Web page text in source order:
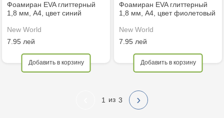
Фоамиран EVA глиттерный
1,8 мм, A4, цвет синий
New World
7.95 лей
Добавить в корзину
Фоамиран EVA глиттерный
1,8 мм, A4, цвет фиолетовый
New World
7.95 лей
Добавить в корзину
1 3 ›